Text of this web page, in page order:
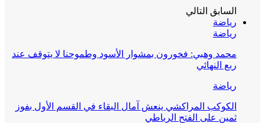
السابق التالي
رياضة
رياضة
محمد وهبي: فخورون بمشوار الأسود وطموحنا لا يتوقف عند
ربع النهائي
رياضة
الكوكب المراكشي ينعش آمال البقاء في القسم الأول بفوز
ثمين على الفتح الرباطي